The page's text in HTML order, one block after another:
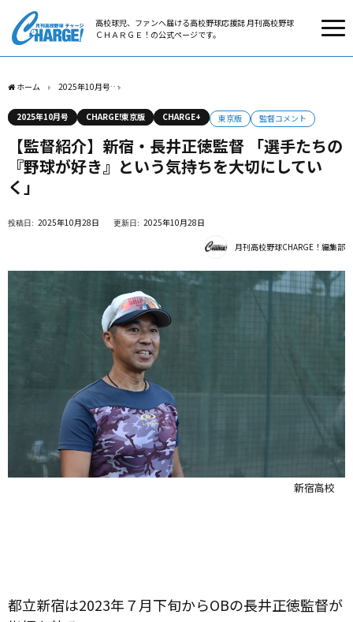
高校球児、ファンへ届ける高校野球応援誌 月刊高校野球
ＣＨＡＲＧＥ！の公式ページです。
ホーム 2025年10月号
2025年10月号 CHARGE!東京版 CHARGE+ 東京版 監督コメント
【監督紹介】新宿・長井正徳監督 「選手たちの
『野球が好き』という気持ちを大切にしてい
く」
2025年10月28日 2025年10月28日
月刊高校野球CHARGE！編集部
新宿高校
都立新宿は2023年７月下旬からOBの長井正徳監督が